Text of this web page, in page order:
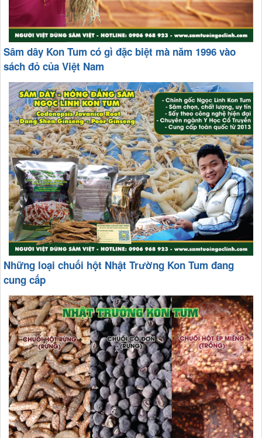
Sâm dây Kon Tum có gì đặc biệt mà năm 1996 vào
sách đỏ của Việt Nam
Những loại chuối hột Nhật Trường Kon Tum đang
cung cấp